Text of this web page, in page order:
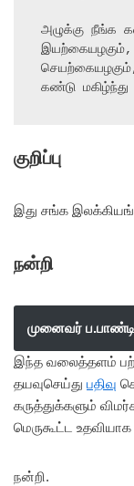
அழுக்கு நீங்க
இயற்கையழகும்,
கண்டு மகிழ்ந்து
குறிப்பு
இது சங்க
நன்றி
முனைவர்
இந்த வலைத்தளம்
தயவுசெய்து பதிவு
கருத்துக்களும்
மெருகூட்ட
நன்றி.